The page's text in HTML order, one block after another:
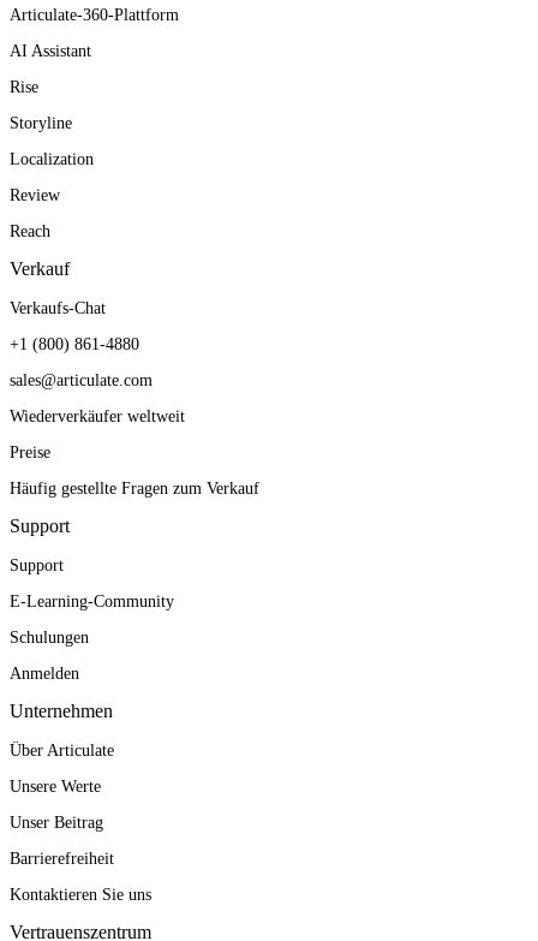
Articulate-360-Plattform
AI Assistant
Rise
Storyline
Localization
Review
Reach
Verkauf
Verkaufs-Chat
+1 (800) 861-4880
sales@articulate.com
Wiederverkäufer weltweit
Preise
Häufig gestellte Fragen zum Verkauf
Support
Support
E-Learning-Community
Schulungen
Anmelden
Unternehmen
Über Articulate
Unsere Werte
Unser Beitrag
Barrierefreiheit
Kontaktieren Sie uns
Vertrauenszentrum